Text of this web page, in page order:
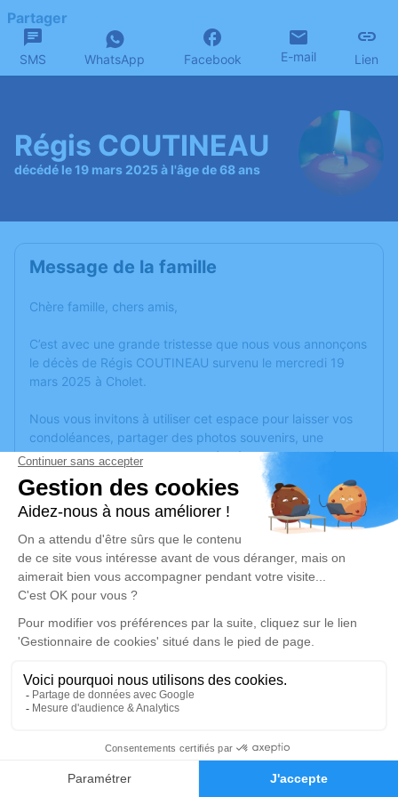
Faire-part Hommages
Partager
SMS WhatsApp Facebook E-mail Lien
Régis COUTINEAU
décédé le 19 mars 2025 à l'âge de 68 ans
Message de la famille
Chère famille, chers amis,
C’est avec une grande tristesse que nous vous annonçons
le décès de Régis COUTINEAU survenu le mercredi 19
mars 2025 à Cholet.
Nous vous invitons à utiliser cet espace pour laisser vos
condoléances, partager des photos souvenirs, une
anecdote ou exprimer vos pensées à travers des poèmes
ou des textes. Cet endroit est un lieu d'expression dédié à
honorer la mémoire de Régis COUTINEAU.
Un service de plantation d’arbre hommage estdisponible
lundi 24 mars 2025 à 15h30
Crématorium de Cholet
07 Rue du Bocage